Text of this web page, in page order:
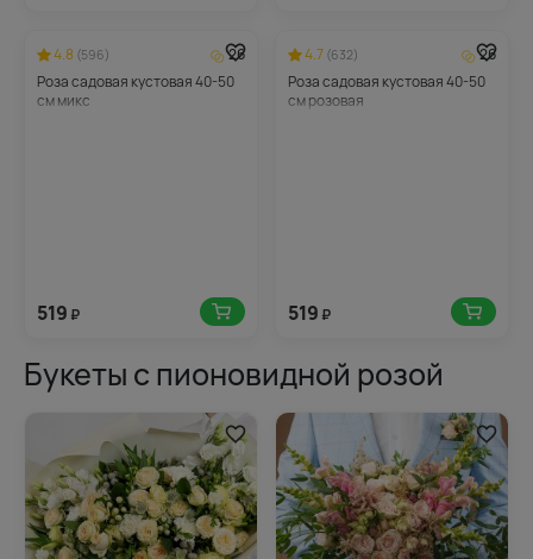
4.8 (596)
26
Роза садовая кустовая 40-50
см микс
519 ₽
4.7 (632)
26
Роза садовая кустовая 40-50
см розовая
519 ₽
Букеты с пионовидной розой